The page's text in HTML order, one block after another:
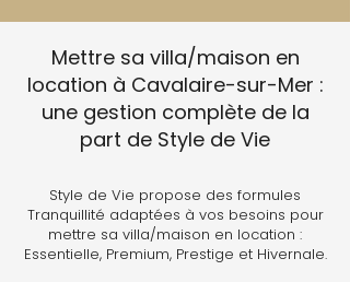
Mettre sa villa/maison en
location à Cavalaire-sur-Mer :
une gestion complète de la
part de Style de Vie
Style de Vie propose des formules
Tranquillité adaptées à vos besoins pour
mettre sa villa/maison en location :
Essentielle, Premium, Prestige et Hivernale.